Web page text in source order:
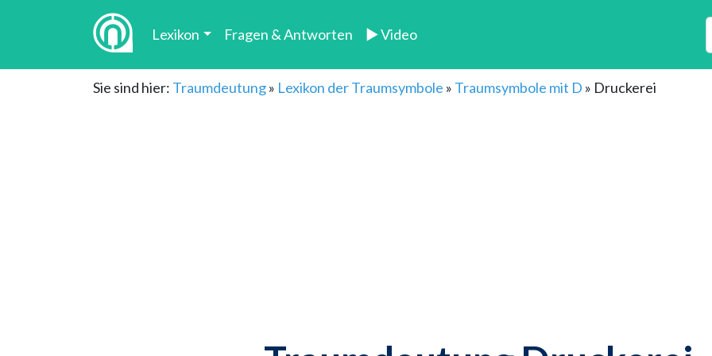
Lexikon Fragen & Antworten ► Video
Sie sind hier: Traumdeutung» Lexikon der Traumsymbole » Traumsymbole mit D » Druckerei